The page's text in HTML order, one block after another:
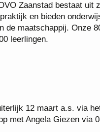
Zaanstad bestaat uit
en bieden
de maatschappij. Onze
leerlingen.
12 maart a.s. via
met Angela Giezen via